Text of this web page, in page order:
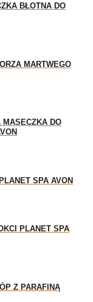
BŁOTNA DO
MARTWEGO
MASECZKA DO
SPA AVON
PLANET SPA
Z PARAFINĄ